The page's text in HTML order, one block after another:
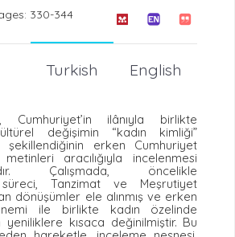
330-344
English
Turkish
Cumhuriyet’in ilânıyla birlikte
değişimin “kadın kimliği”
şekillendiğinin erken Cumhuriyet
aracılığıyla incelenmesi
Çalışmada, öncelikle
Tanzimat ve Meşrutiyet
dönüşümler ele alınmış ve erken
ile birlikte kadın özelinde
kısaca değinilmiştir. Bu